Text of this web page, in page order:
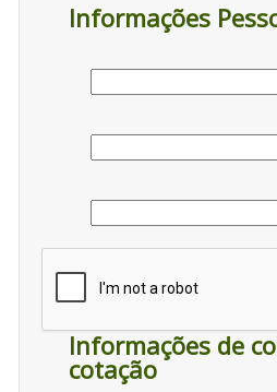
Informações
Informações de
cotação